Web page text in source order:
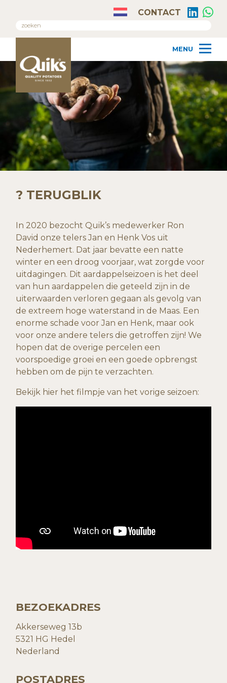
CONTACT
? TERUGBLIK
In 2020 bezocht Quik’s medewerker Ron
David onze telers Jan en Henk Vos uit
Nederhemert. Dat jaar bevatte een natte
winter en een droog voorjaar, wat zorgde voor
uitdagingen. Dit aardappelseizoen is het deel
van hun aardappelen die geteeld zijn in de
uiterwaarden verloren gegaan als gevolg van
de extreem hoge waterstand in de Maas. Een
enorme schade voor Jan en Henk, maar ook
voor onze andere telers die getroffen zijn! We
hopen dat de overige percelen een
voorspoedige groei en een goede opbrengst
hebben om de pijn te verzachten.
Bekijk hier het filmpje van het vorige seizoen:
BEZOEKADRES
Akkerseweg 13b
5321 HG Hedel
Nederland
POSTADRES